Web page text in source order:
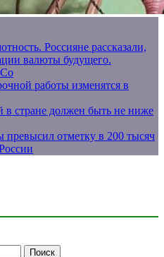
Россияне рассказали,
валюты будущего.
работы изменятся в
в стране должен быть не ниже
превысил отметку в 200 тысяч